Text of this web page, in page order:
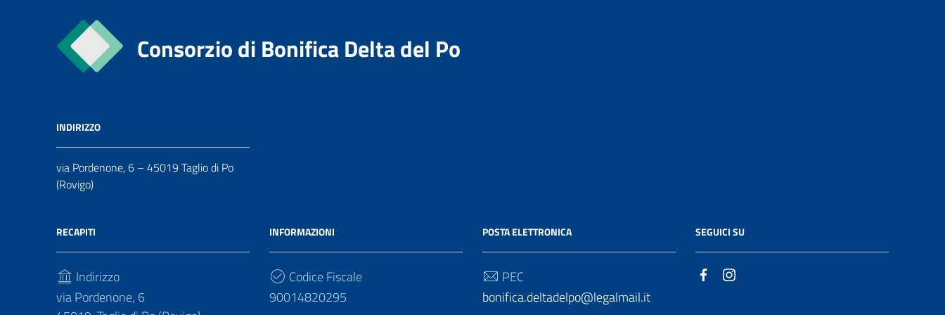
Consorzio di Bonifica Delta del Po
INDIRIZZO
via Pordenone, 6 – 45019 Taglio di Po
(Rovigo)
RECAPITI
Indirizzo
via Pordenone, 6
INFORMAZIONI
Codice Fiscale
90014820295
POSTA ELETTRONICA
PEC
bonifica.deltadelpo@legalmail.it
SEGUICI SU